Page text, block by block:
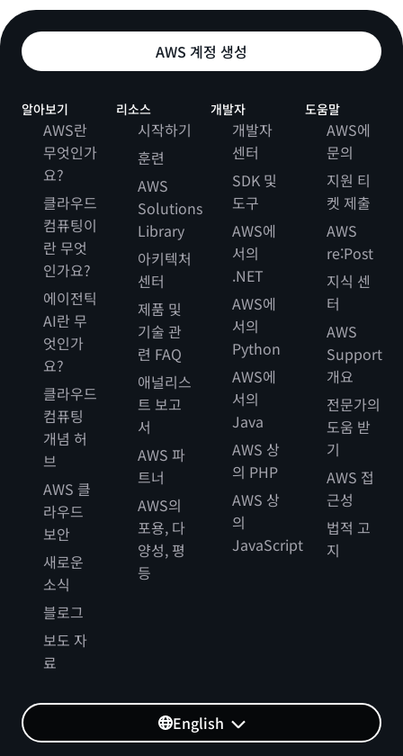
AWS 계정 생성
알아보기
AWS란
무엇인가
요?
클라우드
컴퓨팅이
란 무엇
인가요?
에이전틱
AI란 무
엇인가
요?
클라우드
컴퓨팅
개념 허
브
AWS 클
라우드
보안
새로운
소식
블로그
보도 자
료
리소스
시작하기
훈련
AWS
Solutions
Library
아키텍처
센터
제품 및
기술 관
련 FAQ
애널리스
트 보고
서
AWS 파
트너
AWS의
포용, 다
양성, 평
등
개발자
개발자
센터
SDK 및
도구
AWS에
서의
.NET
AWS에
서의
Python
AWS에
서의
Java
AWS 상
의 PHP
AWS 상
의
JavaScript
도움말
AWS에
문의
지원 티
켓 제출
AWS
re:Post
지식 센
터
AWS
Support
개요
전문가의
도움 받
기
AWS 접
근성
법적 고
지
English